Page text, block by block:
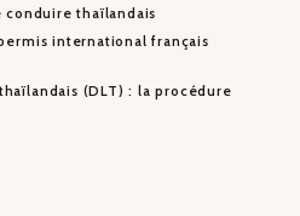
thaïlandais
international français
(DLT) : la procédure